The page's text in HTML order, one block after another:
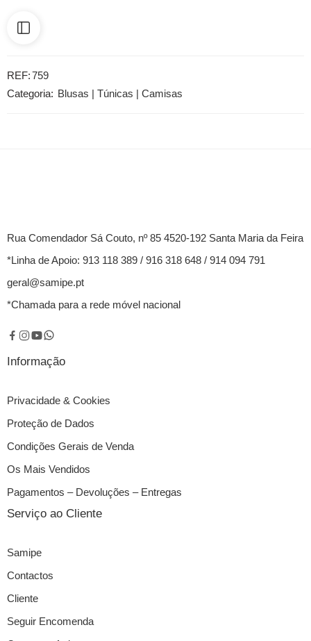
REF:759
Categoria: Blusas | Túnicas | Camisas
Rua Comendador Sá Couto, nº 85 4520-192 Santa Maria da Feira
*Linha de Apoio: 913 118 389 / 916 318 648 / 914 094 791
geral@samipe.pt
*Chamada para a rede móvel nacional
Informação
Privacidade & Cookies
Proteção de Dados
Condições Gerais de Venda
Os Mais Vendidos
Pagamentos – Devoluções – Entregas
Serviço ao Cliente
Samipe
Contactos
Cliente
Seguir Encomenda